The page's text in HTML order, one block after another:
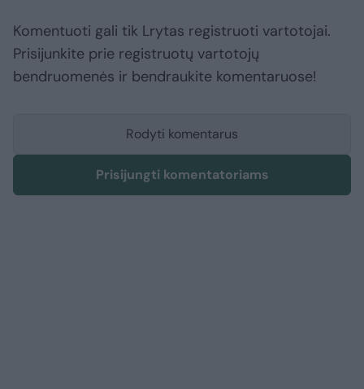
Komentuoti gali tik Lrytas registruoti vartotojai.
Prisijunkite prie registruotų vartotojų
bendruomenės ir bendraukite komentaruose!
Rodyti komentarus
Prisijungti komentatoriams